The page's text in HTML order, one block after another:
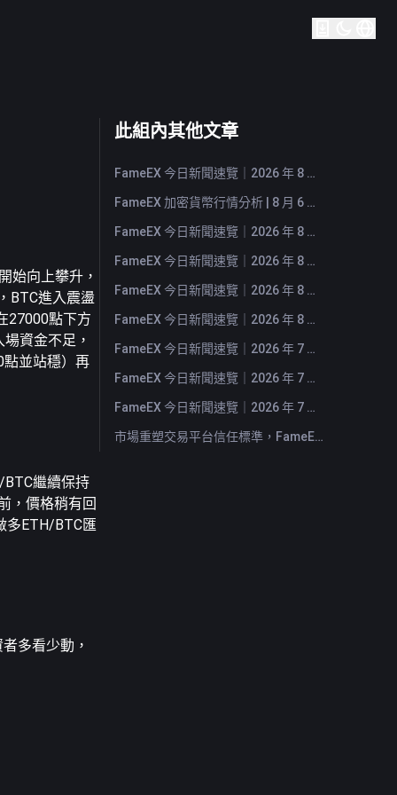
始向上攀升，
BTC進入震盪
27000點下方
資金不足，
並站穩）再
繼續保持
，價格稍有回
多ETH/BTC匯
多看少動，
此組內其他文章
FameEX 今日新聞速覽｜2026 年 8 月 7 日
FameEX 加密貨幣行情分析 | 8 月 6 日, 2026
FameEX 今日新聞速覽｜2026 年 8 月 6 日
FameEX 今日新聞速覽｜2026 年 8 月 5 日
FameEX 今日新聞速覽｜2026 年 8 月 4 日
FameEX 今日新聞速覽｜2026 年 8 月 3 日
FameEX 今日新聞速覽｜2026 年 7 月 31 日
FameEX 今日新聞速覽｜2026 年 7 月 30 日
FameEX 今日新聞速覽｜2026 年 7 月 29 日
市場重塑交易平台信任標準，FameEX 以八年穩健營運持續服務全球用戶